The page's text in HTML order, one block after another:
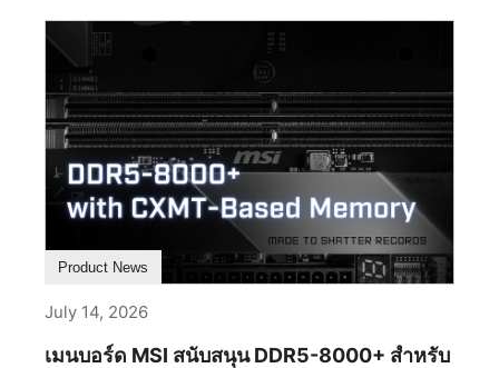
EDITION ฉลองสี่ทศวรรษของนวัตกรรม MSI
MAESTRO WIRELESS DRACO EPIC EDITION
MAESTRO WIRELESS DRACO EPIC EDITION
เป็นการเฉลิมฉลองครบรอบ 40 ปีของ MSI ด้วยการ
ออกแบบแรงบันดาลใจจากดราก้อนซึ่งสื่อถึงความ
ฉลาด อำนาจ และความเป็นเลิศอย่างไม่มีที่สิ้นสุด
สีน้ำเงินเข้ม งานศิลปะลวดลายมังกรที่ซับซ้อน และ
เส้นกรอบกลุ่มดาวสีทอง สื่อถึงความลึกลับของท้องฟ้า
ในยามค่ำคืนบนหูฟัง ไดรเวอร์ขนาด 40 มม. ความ
ละเอียดสูง การป้องกันเสียงรบกวนแบบแอคทีฟ
(Active Noise Cancellation) การรับเสียงแบบมี
ทิศทาง (beamforming) และการรับเสียงที่มีการช่วย
90 ชั่วโมง ให้เสียงที่ชัดเจนและการสื่อสารที่มั่นใจ
https://www.facebook.com/MSIGamingMSI
Instagram:
https://www.instagram.com/msigaming/MSI
YouTube:
https://www.youtube.com/user/MSIGamingGlob
alMSI X: https://x.com/msitweets
ผ่านเข้ารอบโดยอัตโนมัติสำหรับการจับฉลากครบรอบ
40 ปี ผู้ชนะจะประกาศอย่างเป็นทางการในวันที่ 11
กันยายน 2026 รางวัลยิ่งใหญ่ประกอบด้วย MSI
GeForce RTX 5080 VANGUARD รุ่น Launch
Edition การ์ดกราฟิก, ซึ่ง MSI Modern 14S AI+
G3M แล็ปท็อป, และชุดของขวัญสินค้า Lucky
Mascot รุ่นพิเศษจำกัด สำหรับรายละเอียดเพิ่มเติม
เกี่ยวกับกิจกรรมและเงื่อนไข โปรดเข้าชมเว็บไซต์
แคมเปญครบรอบ 40 ปีอย่างเป็นทางการ:
https://www.msi.com/Landing/40th-anniversary
MSI：https://th.msi.comMSI YouTube：
alMSI Facebook：
โอเซิร์ฟเวอร์ล่าสุดของ MSI ที่ขับเคลื่อนด้วย CPU
เซิร์ฟเวอร์ AMD EPYC รุ่นที่ 6 ให้ช่วงแพลตฟอร์มแก่
องค์กรเพื่อสร้างโดยรอบประสิทธิภาพ ความหนาแน่น
ประสิทธิภาพ และความสามารถในการบริการขณะที่
โครงสร้างพื้นฐานของพวกเขาพัฒนา” “เทคโนโลยี AI
ระดับองค์กรของ AMD ได้กลายเป็นรากฐานที่เชื่อถือ
ได้สำหรับศูนย์ข้อมูลสมัยใหม่ และ CPU เซิร์ฟเวอร์
AMD EPYC รุ่นที่ 6 ขยายการเป็นผู้นำนั้นด้วยระดับ
ใหม่ของประสิทธิภาพ ประสิทธิภาพ และความ
สามารถในการขยายตัว” Dan McNamara รอง
ระดับองค์กร ของ AMD กล่าว “ขณะที่องค์กรขยาย
ขนาดคลาวด์ HPC การเสมือนจริง และเวิร์กโหลด AI
ส่วนตัวและความปลอดภัย สร้างขึ้นเพื่อจัดการงาน
ประมวลผล AI ที่ต้องการความสามารถสูง รวมการ
ประมวลผลที่มีประสิทธิภาพสูงกับความเป็นส่วนตัว
และความปลอดภัยระดับองค์กร ช่วยให้ผู้ใช้ปลดล็อค
ศักยภาพเต็มรูปแบบของ AI ในระบบ PRO MAX
EDGE AI+ : เดสก์ท็อปขนาดกะทัดรัด 4L ขับเคลื่อน
ด้วย AMD Ryzen™ AI Max+ 395 สำหรับการ
ประมวลผล Edge AI ใจกลางของ Edge AI: ขับ
เคลื่อนด้วยแพลตฟอร์ม AMD Ryzen™ AI Max+ PRO
MAX EDGE AI+ ได้รับพลังจาก AMD Ryzen™ AI
Max+ 300 Series Processors โดยมีการกำหนดค่า
ประสิทธิภาพ AI ทั้งหมดสูงถึง 126 TOPS แพลตฟอร์ม
Product News
July 14, 2026
เมนบอร์ด MSI สนับสนุน DDR5-8000+ สำหรับ